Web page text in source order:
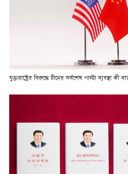
যুক্তরাষ্ট্রের বিরুদ্ধে চীনের সর্বশেষ পাল্টা ব্যবস্থা কী